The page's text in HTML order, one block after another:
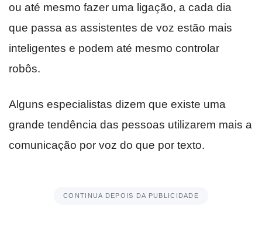
ou até mesmo fazer uma ligação, a cada dia
que passa as assistentes de voz estão mais
inteligentes e podem até mesmo controlar
robôs.
Alguns especialistas dizem que existe uma
grande tendência das pessoas utilizarem mais a
comunicação por voz do que por texto.
CONTINUA DEPOIS DA PUBLICIDADE